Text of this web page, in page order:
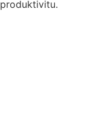
produktivitu.